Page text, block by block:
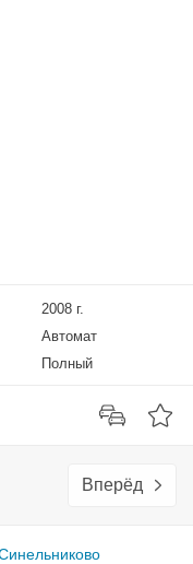
2008 г.
Автомат
Полный
Вперёд